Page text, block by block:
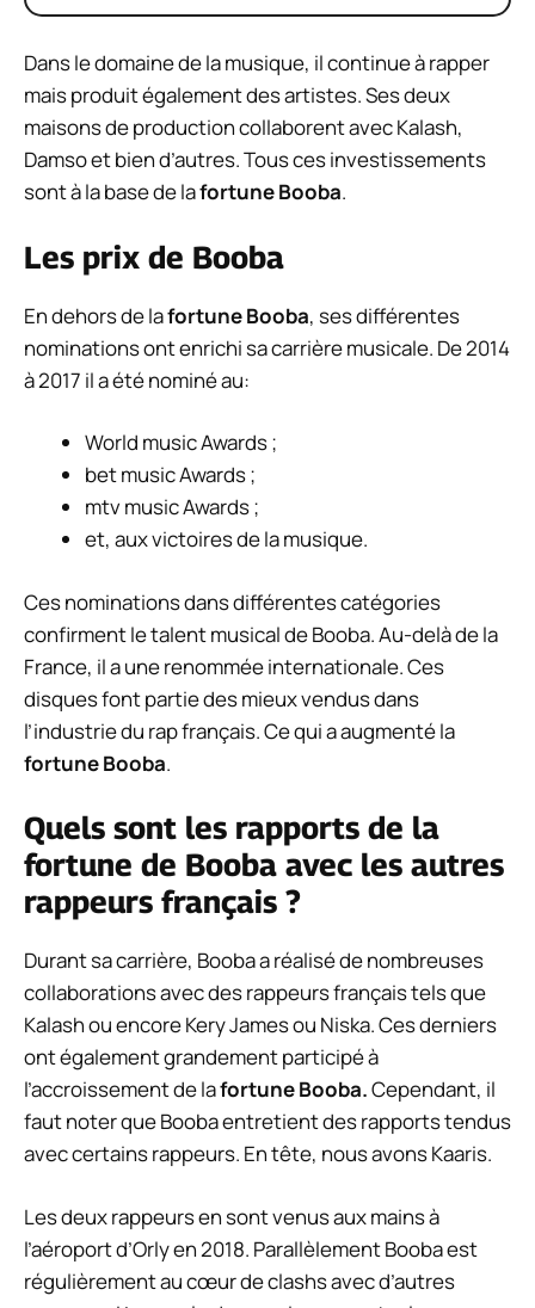
Dans le domaine de la musique, il continue à rapper
mais produit également des artistes. Ses deux
maisons de production collaborent avec Kalash,
Damso et bien d’autres. Tous ces investissements
sont à la base de lafortune Booba.
Les prix de Booba
En dehors de lafortune Booba, ses différentes
nominations ont enrichi sa carrière musicale. De 2014
à 2017 il a été nominé au:
World music Awards ;
bet music Awards ;
mtv music Awards ;
et, aux victoires de la musique.
Ces nominations dans différentes catégories
confirment le talent musical de Booba. Au-delà de la
France, il a une renommée internationale. Ces
disques font partie des mieux vendus dans
l’industrie du rap français. Ce qui a augmenté la
fortune Booba.
Quels sont les rapports de la
fortune de Booba avec les autres
rappeurs français ?
Durant sa carrière, Booba a réalisé de nombreuses
collaborations avec des rappeurs français tels que
Kalash ou encore Kery James ou Niska. Ces derniers
ont également grandement participé à
l’accroissement de lafortune Booba.Cependant, il
faut noter que Booba entretient des rapports tendus
avec certains rappeurs. En tête, nous avons Kaaris.
Les deux rappeurs en sont venus aux mains à
l’aéroport d’Orly en 2018. Parallèlement Booba est
régulièrement au cœur de clashs avec d’autres